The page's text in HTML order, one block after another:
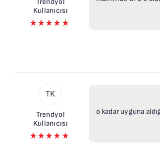
Kullanıcısı
TK
Trendyol
Kullanıcısı
o kadar uyguna